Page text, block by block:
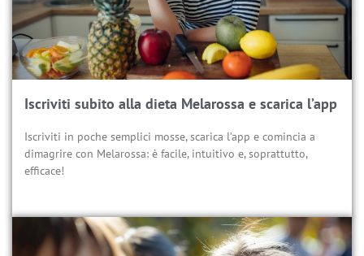
Iscriviti subito alla dieta Melarossa e scarica l’app
Iscriviti in poche semplici mosse, scarica l’app e comincia a
dimagrire con Melarossa: è facile, intuitivo e, soprattutto,
efficace!